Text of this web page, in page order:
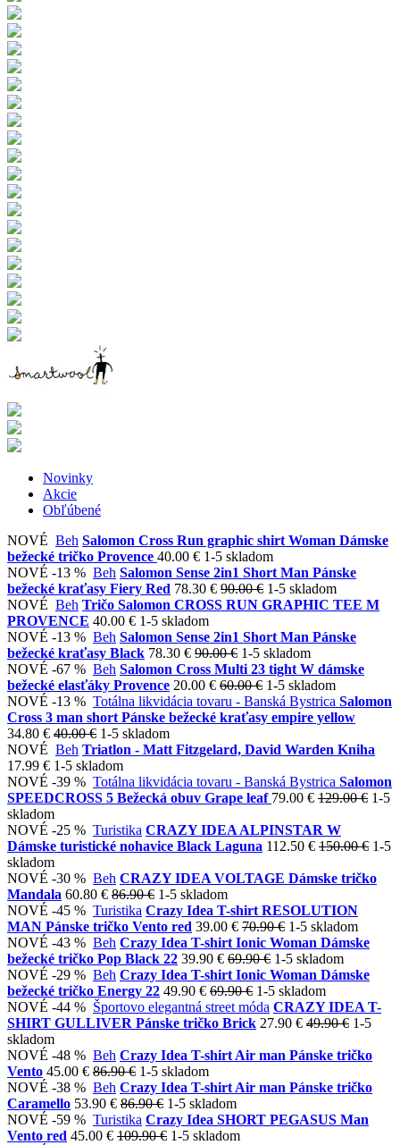
Novinky
Akcie
Obľúbené
NOVÉ Beh Salomon Cross Run graphic shirt Woman Dámske
bežecké tričko Provence 40.00 € 1-5 skladom
NOVÉ -13 % Beh Salomon Sense 2in1 Short Man Pánske
bežecké kraťasy Fiery Red 78.30 € 90.00 € 1-5 skladom
NOVÉ Beh Tričo Salomon CROSS RUN GRAPHIC TEE M
PROVENCE 40.00 € 1-5 skladom
NOVÉ -13 % Beh Salomon Sense 2in1 Short Man Pánske
bežecké kraťasy Black 78.30 € 90.00 € 1-5 skladom
NOVÉ -67 % Beh Salomon Cross Multi 23 tight W dámske
bežecké elasťáky Provence 20.00 € 60.00 € 1-5 skladom
NOVÉ -13 % Totálna likvidácia tovaru - Banská Bystrica Salomon
Cross 3 man short Pánske bežecké kraťasy empire yellow
34.80 € 40.00 € 1-5 skladom
NOVÉ Beh Triatlon - Matt Fitzgelard, David Warden Kniha
17.99 € 1-5 skladom
NOVÉ -39 % Totálna likvidácia tovaru - Banská Bystrica Salomon
SPEEDCROSS 5 Bežecká obuv Grape leaf 79.00 € 129.00 € 1-5
skladom
NOVÉ -25 % Turistika CRAZY IDEA ALPINSTAR W
Dámske turistické nohavice Black Laguna 112.50 € 150.00 € 1-5
skladom
NOVÉ -30 % Beh CRAZY IDEA VOLTAGE Dámske tričko
Mandala 60.80 € 86.90 € 1-5 skladom
NOVÉ -45 % Turistika Crazy Idea T-shirt RESOLUTION
MAN Pánske tričko Vento red 39.00 € 70.90 € 1-5 skladom
NOVÉ -43 % Beh Crazy Idea T-shirt Ionic Woman Dámske
bežecké tričko Pop Black 22 39.90 € 69.90 € 1-5 skladom
NOVÉ -29 % Beh Crazy Idea T-shirt Ionic Woman Dámske
bežecké tričko Energy 22 49.90 € 69.90 € 1-5 skladom
NOVÉ -44 % Športovo elegantná street móda CRAZY IDEA T-
SHIRT GULLIVER Pánske tričko Brick 27.90 € 49.90 € 1-5
skladom
NOVÉ -48 % Beh Crazy Idea T-shirt Air man Pánske tričko
Vento 45.00 € 86.90 € 1-5 skladom
NOVÉ -38 % Beh Crazy Idea T-shirt Air man Pánske tričko
Caramello 53.90 € 86.90 € 1-5 skladom
NOVÉ -59 % Turistika Crazy Idea SHORT PEGASUS Man
Vento red 45.00 € 109.90 € 1-5 skladom